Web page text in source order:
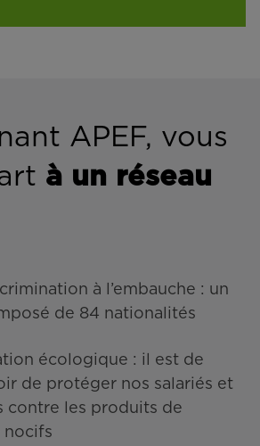
APEF, vous
à un réseau
à l’embauche : un
de 84 nationalités
écologique : il est de
de protéger nos salariés et
contre les produits de
nocifs